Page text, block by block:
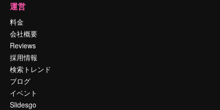
運営
料金
会社概要
Reviews
採用情報
検索トレンド
ブログ
イベント
Slidesgo